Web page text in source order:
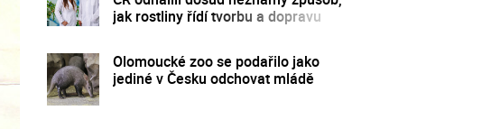
jak rostliny řídí tvorbu a dopravu
Olomoucké zoo se podařilo jako
jediné v Česku odchovat mládě